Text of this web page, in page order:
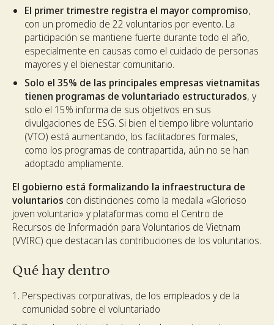
El primer trimestre registra el mayor compromiso,
con un promedio de 22 voluntarios por evento. La
participación se mantiene fuerte durante todo el año,
especialmente en causas como el cuidado de personas
mayores y el bienestar comunitario.
Solo el 35% de las principales empresas vietnamitas
tienen programas de voluntariado estructurados, y
solo el 15% informa de sus objetivos en sus
divulgaciones de ESG. Si bien el tiempo libre voluntario
(VTO) está aumentando, los facilitadores formales,
como los programas de contrapartida, aún no se han
adoptado ampliamente.
El gobierno está formalizando la infraestructura de
voluntarios con distinciones como la medalla «Glorioso
joven voluntario» y plataformas como el Centro de
Recursos de Información para Voluntarios de Vietnam
(VVIRC) que destacan las contribuciones de los voluntarios.
Qué hay dentro
Perspectivas corporativas, de los empleados y de la
comunidad sobre el voluntariado